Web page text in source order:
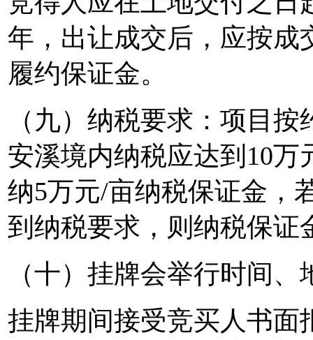
年，出让成交后，应按成
履约保证金。
（九）纳税要求：项目
安溪境内纳税应达到10
纳5万元/亩纳税保证金，
到纳税要求，则纳税保证
（十）挂牌会举行时间、
挂牌期间接受竞买人书面